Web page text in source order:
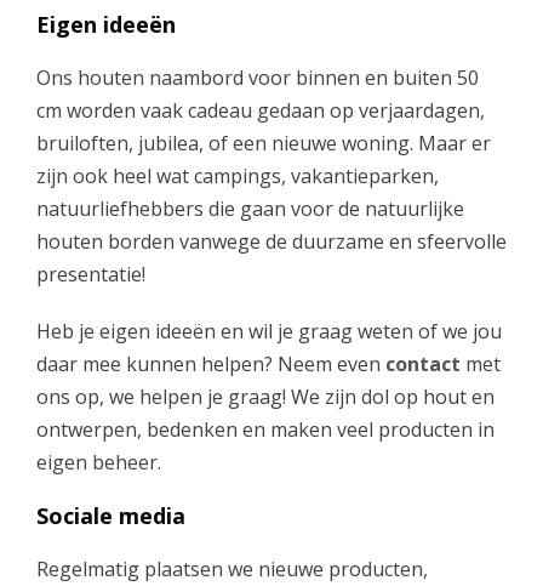
Eigen ideeën
Ons houten naambord voor binnen en buiten 50
cm worden vaak cadeau gedaan op verjaardagen,
bruiloften, jubilea, of een nieuwe woning. Maar er
zijn ook heel wat campings, vakantieparken,
natuurliefhebbers die gaan voor de natuurlijke
houten borden vanwege de duurzame en sfeervolle
presentatie!
Heb je eigen ideeën en wil je graag weten of we jou
daar mee kunnen helpen? Neem even contact met
ons op, we helpen je graag! We zijn dol op hout en
ontwerpen, bedenken en maken veel producten in
eigen beheer.
Sociale media
Regelmatig plaatsen we nieuwe producten,